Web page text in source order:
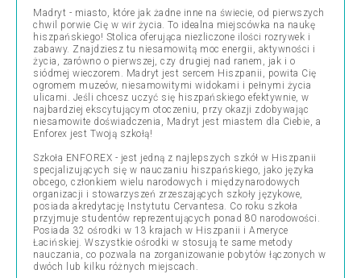
Madryt - miasto, które jak żadne inne na świecie, od pierwszych
chwil porwie Cię w wir życia. To idealna miejscówka na naukę
hiszpańskiego! Stolica oferująca niezliczone ilości rozrywek i
zabawy. Znajdziesz tu niesamowitą moc energii, aktywności i
życia, zarówno o pierwszej, czy drugiej nad ranem, jak i o
siódmej wieczorem. Madryt jest sercem Hiszpanii, powita Cię
ogromem muzeów, niesamowitymi widokami i pełnymi życia
ulicami. Jeśli chcesz uczyć się hiszpańskiego efektywnie, w
najbardziej ekscytującym otoczeniu, przy okazji zdobywając
niesamowite doświadczenia, Madryt jest miastem dla Ciebie, a
Enforex jest Twoją szkołą!
Szkoła ENFOREX - jest jedną z najlepszych szkół w Hiszpanii
specjalizujących się w nauczaniu hiszpańskiego, jako języka
obcego, członkiem wielu narodowych i międzynarodowych
organizacji i stowarzyszeń zrzeszających szkoły językowe,
posiada akredytację Instytutu Cervantesa. Co roku szkoła
przyjmuje studentów reprezentujących ponad 80 narodowości.
Posiada 32 ośrodki w 13 krajach w Hiszpanii i Ameryce
Łacińskiej. Wszystkie ośrodki w stosują te same metody
nauczania, co pozwala na zorganizowanie pobytów łączonych w
dwóch lub kilku różnych miejscach.